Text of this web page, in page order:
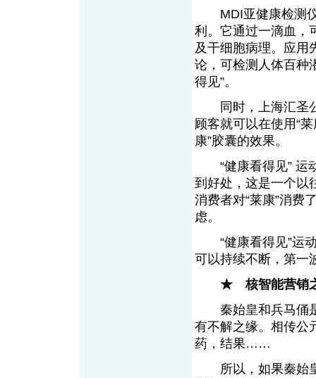
MDI亚健康检测仪
利。它通过一滴血，
及干细胞病理。应用
论，可检测人体百种
得见”。
同时，上海汇圣公
顾客就可以在使用“
康”胶囊的效果。
“健康看得见” 运
到好处，这是一个以
消费者对“莱康”消费
虑。
“健康看得见”运动
可以持续不断，第
★ 核智能营销
秦始皇和兵马俑是
有不解之缘。相传公
药，结果……
所以，如果秦始皇